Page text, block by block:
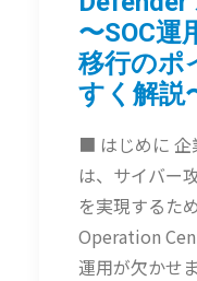
〜SOC運
移行のポ
すく解説
■ はじめに 企
は、サイバー
を実現するた
Operation
運用が欠かせ